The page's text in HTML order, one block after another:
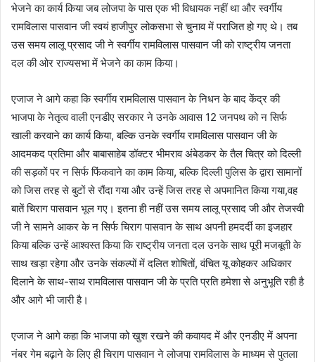
भेजने का कार्य किया जब लोजपा के पास एक भी विधायक नहीं था और स्वर्गीय
रामविलास पासवान जी स्वयं हाजीपुर लोकसभा से चुनाव में पराजित हो गए थे। तब
उस समय लालू प्रसाद जी ने स्वर्गीय रामविलास पासवान जी को राष्ट्रीय जनता
दल की ओर राज्यसभा में भेजने का काम किया।
एजाज ने आगे कहा कि स्वर्गीय रामविलास पासवान के निधन के बाद केंद्र की
भाजपा के नेतृत्व वाली एनडीए सरकार ने उनके आवास 12 जनपथ को न सिर्फ
खाली करवाने का कार्य किया, बल्कि उनके स्वर्गीय रामविलास पासवान जी के
आदमकद प्रतिमा और बाबासाहेब डॉक्टर भीमराव अंबेडकर के तैल चित्र को दिल्ली
की सड़कों पर न सिर्फ फिंकवाने का काम किया, बल्कि दिल्ली पुलिस के द्वारा सामानों
को जिस तरह से बुटों से रौंदा गया और उन्हें जिस तरह से अपमानित किया गया,वह
बातें चिराग पासवान भूल गए। इतना ही नहीं उस समय लालू प्रसाद जी और तेजस्वी
जी ने सामने आकर के न सिर्फ चिराग पासवान के साथ अपनी हमदर्दी का इजहार
किया बल्कि उन्हें आश्वस्त किया कि राष्ट्रीय जनता दल उनके साथ पूरी मजबूती के
साथ खड़ा रहेगा और उनके संकल्पों में दलित शोषितों, वंचित यू कोहकर अधिकार
दिलाने के साथ-साथ रामविलास पासवान जी के प्रति प्रति हमेशा से अनुभूति रही है
और आगे भी जारी है।
‌एजाज ने आगे कहा कि भाजपा को खुश रखने की कवायद में और एनडीए में अपना
नंबर गेम बढ़ाने के लिए ही चिराग पासवान ने लोजपा रामविलास के माध्यम से पुतला